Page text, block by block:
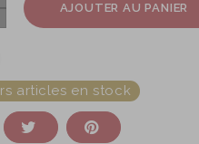
AJOUTER AU PANIER
articles en stock